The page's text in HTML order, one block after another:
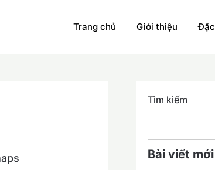
Trang chủ Giới thiệu
Tìm kiếm
Bài viết mới